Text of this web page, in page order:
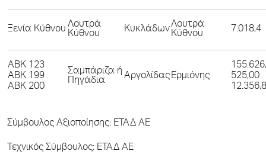
Ξενία Κύθνου Λουτρά
Κύθνου
ΚυκλάδωνΛουτρά
Κύθνου
7.018,4
ΑΒΚ 123
Σαμπάριζα ή
Πηγάδια
ΑργολίδαςΕρμιόνης
ΑΒΚ 199
525,00
ΑΒΚ 200
Σύμβουλος Αξιοποίησης: ΕΤΑΔ ΑΕ
Τεχνικός Σύμβουλος: ΕΤΑΔ ΑΕ